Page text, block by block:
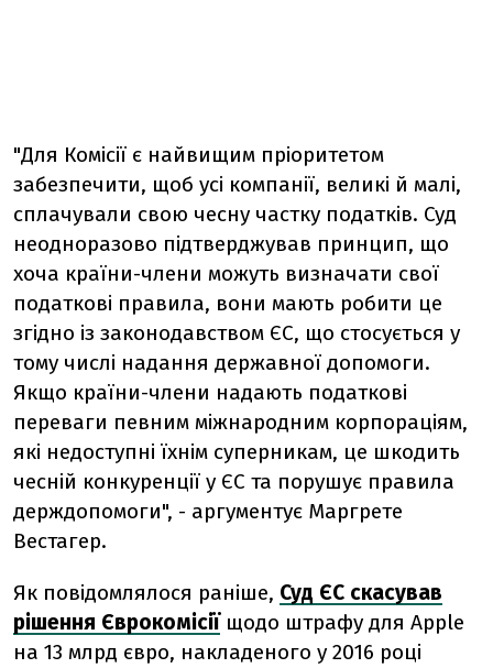
"Для Комісії є найвищим пріоритетом
забезпечити, щоб усі компанії, великі й малі,
сплачували свою чесну частку податків. Суд
неодноразово підтверджував принцип, що
хоча країни-члени можуть визначати свої
податкові правила, вони мають робити це
згідно із законодавством ЄС, що стосується у
тому числі надання державної допомоги.
Якщо країни-члени надають податкові
переваги певним міжнародним корпораціям,
які недоступні їхнім суперникам, це шкодить
чесній конкуренції у ЄС та порушує правила
держдопомоги", - аргументує Маргрете
Вестагер.
Як повідомлялося раніше, Суд ЄС скасував
рішення Єврокомісії щодо штрафу для Apple
на 13 млрд євро, накладеного у 2016 році